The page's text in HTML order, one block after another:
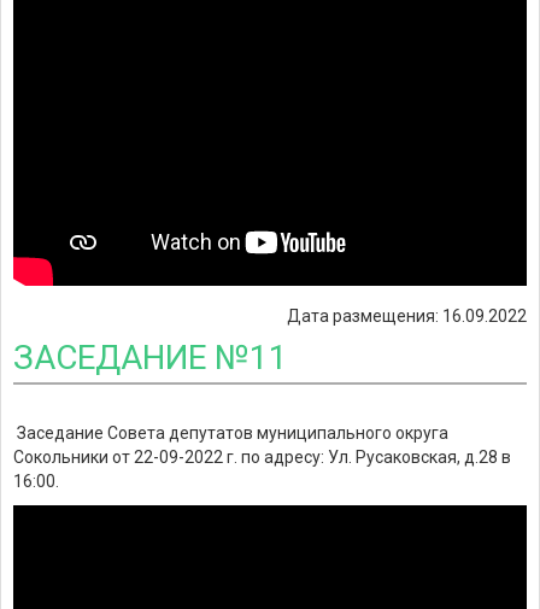
Дата размещения: 16.09.2022
ЗАСЕДАНИЕ №11
Заседание Совета депутатов муниципального округа
Сокольники от 22-09-2022 г. по адресу: Ул. Русаковская, д.28 в
16:00.